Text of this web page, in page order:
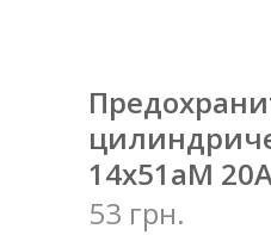
14x51aM
53 грн.